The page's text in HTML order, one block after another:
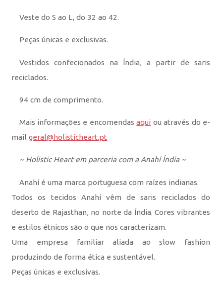
Veste do S ao L, do 32 ao 42.
Peças únicas e exclusivas.
Vestidos confecionados na Índia, a partir de saris
reciclados.
94 cm de comprimento.
Mais informações e encomendasaqui ou através do e-
mailgeral@holisticheart.pt
~ Holistic Heart em parceria com a Anahí Índia ~
Anahí é uma marca portuguesa com raízes indianas.
Todos os tecidos Anahí vêm de saris reciclados do
deserto de Rajasthan, no norte da Índia. Cores vibrantes
e estilos étnicos são o que nos caracterizam.
Uma empresa familiar aliada ao slow fashion
produzindo de forma ética e sustentável.
Peças únicas e exclusivas.